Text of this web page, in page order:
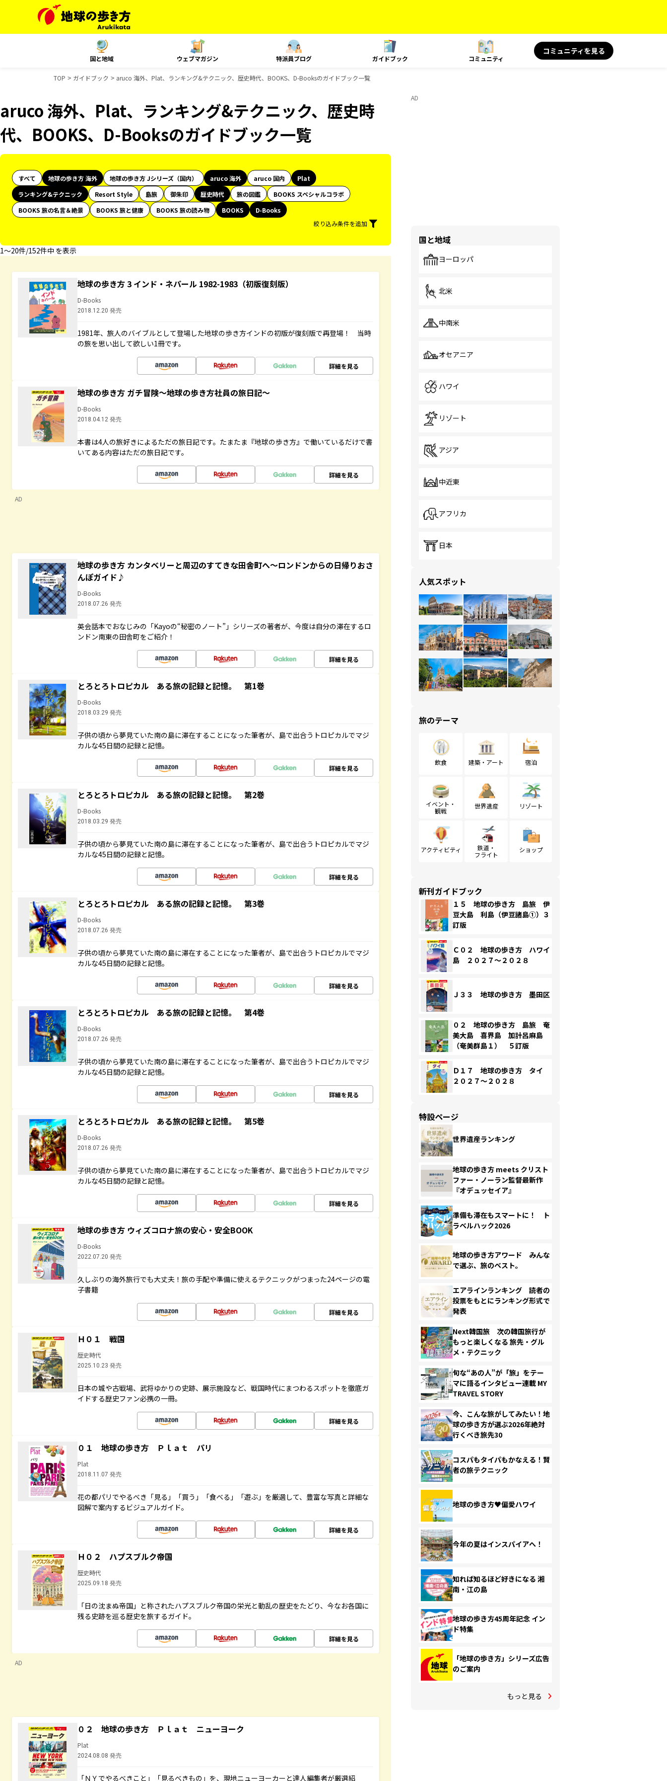
国と地域 ウェブマガジン 特派員ブログ ガイドブック コミュニティ
コミュニティを見る
TOP ガイドブック aruco 海外、Plat、ランキング&テクニック、歴史時代、BOOKS、D-Booksのガイドブック一覧
aruco 海外、Plat、ランキング&テクニック、歴史時
代、BOOKS、D-Booksのガイドブック一覧
すべて 地球の歩き方 海外 地球の歩き方 Jシリーズ（国内） aruco 海外 aruco 国内
Plat
ランキング&テクニック
Resort Style 島旅 御朱印 歴史時代 旅の図鑑
BOOKS スペシャルコラボ
BOOKS 旅の名言＆絶景
BOOKS 旅と健康 BOOKS 旅の読み物 BOOKS
D-Books
絞り込み条件を追加
1〜20件/152件中 を表示
地球の歩き方 3 インド・ネパール 1982-1983（初版復刻版）
D-Books
2018.12.20 発売
1981年、旅人のバイブルとして登場した地球の歩き方インドの初版が復刻版で再登場！ 当時
の旅を思い出して欲しい1冊です。
詳細を見る
地球の歩き方 ガチ冒険～地球の歩き方社員の旅日記～
D-Books
2018.04.12 発売
本書は4人の旅好きによるただの旅日記です。たまたま『地球の歩き方』で働いているだけで書
いてある内容はただの旅日記です。
詳細を見る
AD
地球の歩き方 カンタベリーと周辺のすてきな田舎町へ～ロンドンからの日帰りおさ
んぽガイド♪
D-Books
2018.07.26 発売
英会話本でおなじみの「Kayoの“秘密のノート”」シリーズの著者が、今度は自分の滞在するロ
ンドン南東の田舎町をご紹介！
詳細を見る
とろとろトロピカル ある旅の記録と記憶。 第1巻
D-Books
2018.03.29 発売
子供の頃から夢見ていた南の島に滞在することになった筆者が、島で出合うトロピカルでマジ
カルな45日間の記録と記憶。
詳細を見る
とろとろトロピカル ある旅の記録と記憶。 第2巻
D-Books
2018.03.29 発売
子供の頃から夢見ていた南の島に滞在することになった筆者が、島で出合うトロピカルでマジ
カルな45日間の記録と記憶。
詳細を見る
とろとろトロピカル ある旅の記録と記憶。 第3巻
D-Books
2018.07.26 発売
子供の頃から夢見ていた南の島に滞在することになった筆者が、島で出合うトロピカルでマジ
カルな45日間の記録と記憶。
詳細を見る
とろとろトロピカル ある旅の記録と記憶。 第4巻
D-Books
2018.07.26 発売
子供の頃から夢見ていた南の島に滞在することになった筆者が、島で出合うトロピカルでマジ
カルな45日間の記録と記憶。
詳細を見る
とろとろトロピカル ある旅の記録と記憶。 第5巻
D-Books
2018.07.26 発売
子供の頃から夢見ていた南の島に滞在することになった筆者が、島で出合うトロピカルでマジ
カルな45日間の記録と記憶。
詳細を見る
地球の歩き方 ウィズコロナ旅の安心・安全BOOK
D-Books
2022.07.20 発売
久しぶりの海外旅行でも大丈夫！旅の手配や準備に使えるテクニックがつまった24ページの電
子書籍
詳細を見る
Ｈ０１ 戦国
歴史時代
2025.10.23 発売
日本の城や古戦場、武将ゆかりの史跡、展示施設など、戦国時代にまつわるスポットを徹底ガ
イドする歴史ファン必携の一冊。
詳細を見る
０１ 地球の歩き方 Ｐｌａｔ パリ
Plat
2018.11.07 発売
花の都パリでやるべき「見る」「買う」「食べる」「遊ぶ」を厳選して、豊富な写真と詳細な
図解で案内するビジュアルガイド。
詳細を見る
Ｈ０２ ハプスブルク帝国
歴史時代
2025.09.18 発売
「日の沈まぬ帝国」と称されたハプスブルク帝国の栄光と動乱の歴史をたどり、今なお各国に
残る史跡を巡る歴史を旅するガイド。
詳細を見る
AD
０２ 地球の歩き方 Ｐｌａｔ ニューヨーク
Plat
2024.08.08 発売
「ＮＹでやるべきこと」「見るべきもの」を、現地ニューヨーカーと達人編集者が厳選紹
AD
国と地域
ヨーロッパ
北米
中南米
オセアニア
ハワイ
リゾート
アジア
中近東
アフリカ
日本
人気スポット
旅のテーマ
飲食 建築・アート 宿泊
イベント・
観戦
世界遺産 リゾート
アクティビティ
鉄道・
フライト
ショップ
新刊ガイドブック
１５ 地球の歩き方 島旅 伊
豆大島 利島（伊豆諸島①）３
訂版
Ｃ０２ 地球の歩き方 ハワイ
島 ２０２７～２０２８
Ｊ３３ 地球の歩き方 墨田区
０２ 地球の歩き方 島旅 奄
美大島 喜界島 加計呂麻島
（奄美群島１） ５訂版
Ｄ１７ 地球の歩き方 タイ
２０２７～２０２８
特設ページ
世界遺産ランキング
地球の歩き方 meets クリスト
ファー・ノーラン監督最新作
『オデュッセイア』
準備も滞在もスマートに！ ト
ラベルハック2026
地球の歩き方アワード みんな
で選ぶ、旅のベスト。
エアラインランキング 読者の
投票をもとにランキング形式で
発表
Next韓国旅 次の韓国旅行が
もっと楽しくなる 旅先・グル
メ・テクニック
旬な“あの人”が「旅」をテー
マに語るインタビュー連載 MY
TRAVEL STORY
今、こんな旅がしてみたい！地
球の歩き方が選ぶ2026年絶対
行くべき旅先30
コスパもタイパもかなえる！賢
者の旅テクニック
地球の歩き方♥偏愛ハワイ
今年の夏はインスパイアへ！
知れば知るほど好きになる 湘
南・江の島
地球の歩き方45周年記念 イン
ド特集
「地球の歩き方」シリーズ広告
のご案内
もっと見る